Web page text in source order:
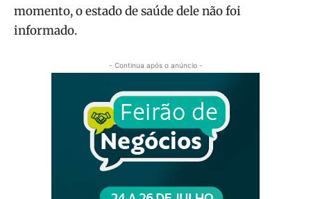
momento, o estado de saúde dele não foi
informado.
- Continua após o anúncio -